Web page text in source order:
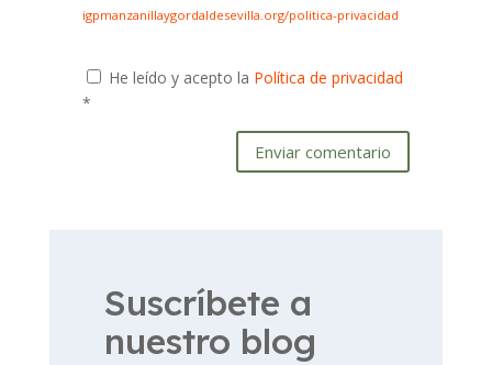
igpmanzanillaygordaldesevilla.org/politica-privacidad
He leído y acepto la Política de privacidad
*
Enviar comentario
Suscríbete a
nuestro blog